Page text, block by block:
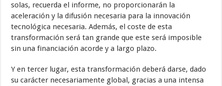
solas, recuerda el informe, no proporcionarán la
aceleración y la difusión necesaria para la innovación
tecnológica necesaria. Además, el coste de esta
transformación será tan grande que este será imposible
sin una financiación acorde y a largo plazo.
Y en tercer lugar, esta transformación deberá darse, dado
su carácter necesariamente global, gracias a una intensa